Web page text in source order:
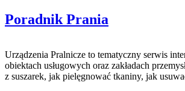
Poradnik Prania
Urządzenia Pralnicze to tematyczny serwis
obiektach usługowych oraz zakładach
z suszarek, jak pielęgnować tkaniny, jak